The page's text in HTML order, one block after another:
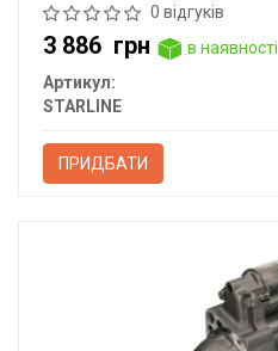
0 відгуків
3 886 грн
в наявності
Артикул:
STARLINE
ПРИДБАТИ